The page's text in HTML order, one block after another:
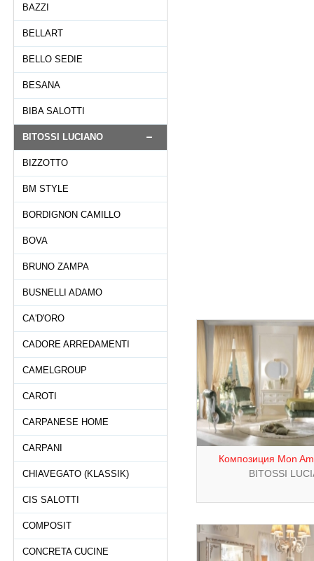
BAZZI
BELLART
BELLO SEDIE
BESANA
BIBA SALOTTI
BITOSSI LUCIANO
BIZZOTTO
BM STYLE
BORDIGNON CAMILLO
BOVA
BRUNO ZAMPA
BUSNELLI ADAMO
CA'D'ORO
CADORE ARREDAMENTI
CAMELGROUP
CAROTI
CARPANESE HOME
CARPANI
CHIAVEGATO (KLASSIK)
CIS SALOTTI
COMPOSIT
CONCRETA CUCINE
Композиция Mon
BITOSSI